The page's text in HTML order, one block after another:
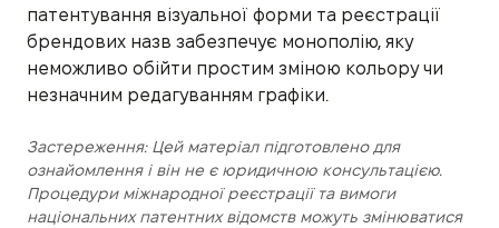
патентування візуальної форми та реєстрації
брендових назв забезпечує монополію, яку
неможливо обійти простим зміною кольору чи
незначним редагуванням графіки.
Застереження: Цей матеріал підготовлено для
ознайомлення і він не є юридичною консультацією.
Процедури міжнародної реєстрації та вимоги
національних патентних відомств можуть змінюватися